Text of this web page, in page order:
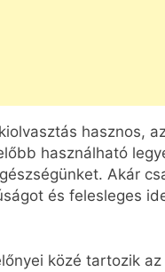
hasznos,
használható
Akár
és felesleges
közé tartozik